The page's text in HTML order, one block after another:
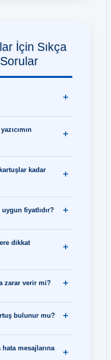
İçin Sıkça
kadar
fiyatlıdır?
dikkat
zarar verir mi?
bulunur mu?
hata mesajlarına